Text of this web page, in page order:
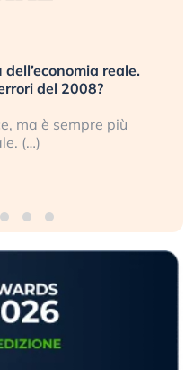
reale.
del 2008?
ma è sempre più
(…)